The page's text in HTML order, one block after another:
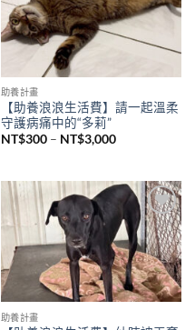
wishlist
助養計畫
【助養浪浪生活費】請一起溫柔
守護病痛中的“多莉”
NT$300 – NT$3,000
Add to
wishlist
助養計畫